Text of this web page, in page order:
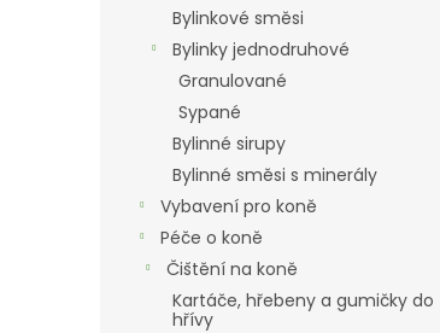
Bylinkové směsi
Bylinky jednodruhové
Granulované
Sypané
Bylinné sirupy
Bylinné směsi s minerály
Vybavení pro koně
Péče o koně
Čištění na koně
Kartáče, hřebeny a gumičky do
hřívy